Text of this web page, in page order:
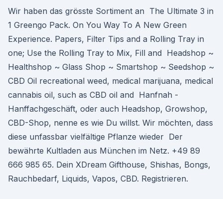
Wir haben das grösste Sortiment an The Ultimate 3 in
1 Greengo Pack. On You Way To A New Green
Experience. Papers, Filter Tips and a Rolling Tray in
one; Use the Rolling Tray to Mix, Fill and Headshop ~
Healthshop ~ Glass Shop ~ Smartshop ~ Seedshop ~
CBD Oil recreational weed, medical marijuana, medical
cannabis oil, such as CBD oil and Hanfnah -
Hanffachgeschäft, oder auch Headshop, Growshop,
CBD-Shop, nenne es wie Du willst. Wir möchten, dass
diese unfassbar vielfältige Pflanze wieder Der
bewährte Kultladen aus München im Netz. +49 89
666 985 65. Dein XDream Gifthouse, Shishas, Bongs,
Rauchbedarf, Liquids, Vapos, CBD. Registrieren.